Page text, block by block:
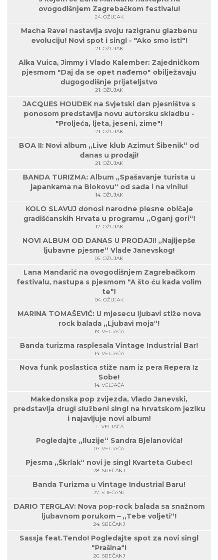
ovogodišnjem Zagrebačkom festivalu!
24. OŽUJAK
Macha Ravel nastavlja svoju razigranu glazbenu
evoluciju! Novi spot i singl - "Ako smo isti"!
21. OŽUJAK
Alka Vuica, Jimmy i Vlado Kalember: Zajedničkom
pjesmom "Daj da se opet nađemo" obilježavaju
dugogodišnje prijateljstvo
21. OŽUJAK
JACQUES HOUDEK na Svjetski dan pjesništva s
ponosom predstavlja novu autorsku skladbu -
"Proljeća, ljeta, jeseni, zime"!
21. OŽUJAK
BOA II: Novi album „Live klub Azimut Šibenik“ od
danas u prodaji!
21. OŽUJAK
BANDA TURIZMA: Album „Spašavanje turista u
japankama na Biokovu“ od sada i na vinilu!
14. OŽUJAK
KOLO SLAVUJ donosi narodne plesne običaje
gradišćanskih Hrvata u programu „Oganj gori“!
12. OŽUJAK
NOVI ALBUM OD DANAS U PRODAJI! „Najljepše
ljubavne pjesme“ Vlade Janevskog!
05. OŽUJAK
Lana Mandarić na ovogodišnjem Zagrebačkom
festivalu, nastupa s pjesmom "A što ću kada volim
te"!
04. OŽUJAK
MARINA TOMAŠEVIĆ: U mjesecu ljubavi stiže nova
rock balada „Ljubavi moja“!
19. VELJAČA
Banda turizma rasplesala Vintage Industrial Bar!
14. VELJAČA
Nova funk poslastica stiže nam iz pera Repera Iz
Sobe!
14. VELJAČA
Makedonska pop zvijezda, Vlado Janevski,
predstavlja drugi službeni singl na hrvatskom jeziku
i najavljuje novi album!
11. VELJAČA
Pogledajte „Iluzije“ Sandra Bjelanovića!
07. VELJAČA
Pjesma „Škrlak“ novi je singl Kvarteta Gubec!
28. SIJEČANJ
Banda Turizma u Vintage Industrial Baru!
27. SIJEČANJ
DARIO TERGLAV: Nova pop-rock balada sa snažnom
ljubavnom porukom – „Tebe voljeti“!
24. SIJEČANJ
Sassja feat.Tendo! Pogledajte spot za novi singl
"Prašina"!
20. SIJEČANJ